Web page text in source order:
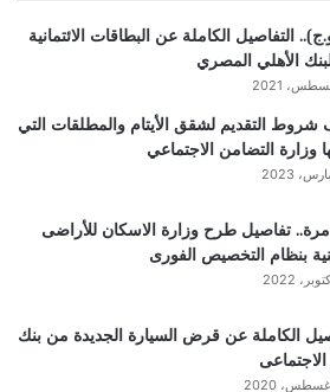
التفاصيل الكاملة عن البطاقات الائتمانية
الأهلي المصري
التقديم لشقق الأيتام والمطلقات التي
وزارة التضامن الاجتماعي
تفاصيل طرح وزارة الاسكان للأراضى
بنظام التخصيص الفورى
الكاملة عن قرض السيارة الجديدة من بنك